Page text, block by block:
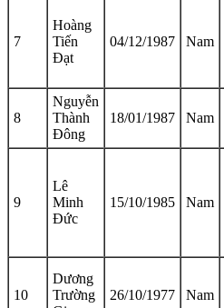
7
Hoàng
Tiến
Đạt
04/12/1987 Nam
8
Nguyễn
Thành
Đông
18/01/1987 Nam
9
Lê
Minh
Đức
15/10/1985 Nam
10
Dương
Trường
26/10/1977 Nam